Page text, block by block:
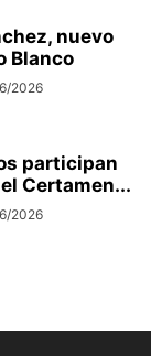
nuevo
Blanco
2026
participan
Certamen...
2026